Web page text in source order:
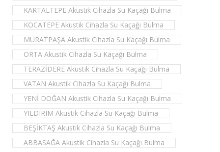
KARTALTEPE Akustik Cihazla Su Kaçağı Bulma
KOCATEPE Akustik Cihazla Su Kaçağı Bulma
MURATPAŞA Akustik Cihazla Su Kaçağı Bulma
ORTA Akustik Cihazla Su Kaçağı Bulma
TERAZİDERE Akustik Cihazla Su Kaçağı Bulma
VATAN Akustik Cihazla Su Kaçağı Bulma
YENİ DOĞAN Akustik Cihazla Su Kaçağı Bulma
YILDIRIM Akustik Cihazla Su Kaçağı Bulma
BEŞİKTAŞ Akustik Cihazla Su Kaçağı Bulma
ABBASAĞA Akustik Cihazla Su Kaçağı Bulma